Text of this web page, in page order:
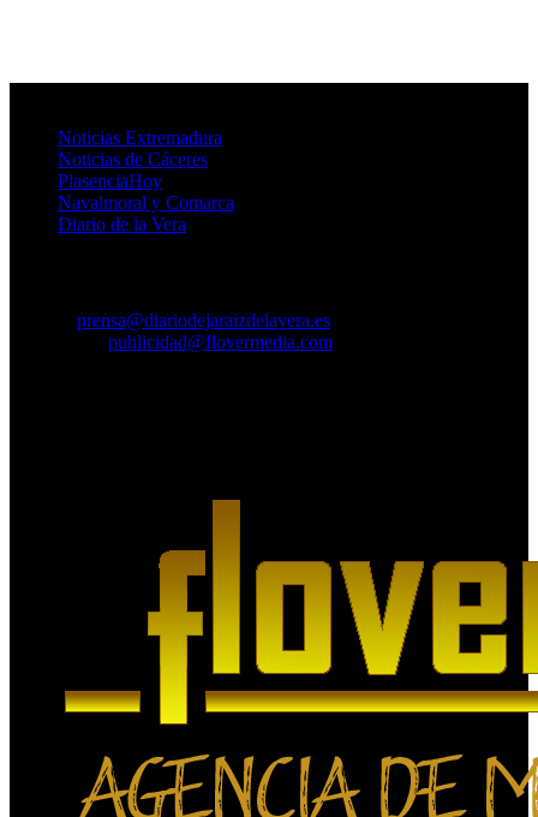
Noticias Extremadura
Noticias de Cáceres
PlasenciaHoy
Navalmoral y Comarca
Diario de la Vera
prensa@diariodejaraizdelavera.es
publicidad@flovermedia.com